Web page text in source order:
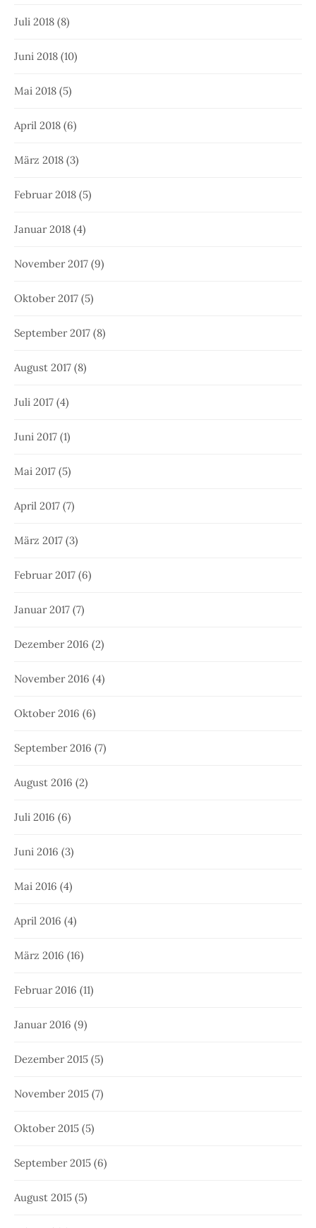
Juli 2018 (8)
Juni 2018 (10)
Mai 2018 (5)
April 2018 (6)
März 2018 (3)
Februar 2018 (5)
Januar 2018 (4)
November 2017 (9)
Oktober 2017 (5)
September 2017 (8)
August 2017 (8)
Juli 2017 (4)
Juni 2017 (1)
Mai 2017 (5)
April 2017 (7)
März 2017 (3)
Februar 2017 (6)
Januar 2017 (7)
Dezember 2016 (2)
November 2016 (4)
Oktober 2016 (6)
September 2016 (7)
August 2016 (2)
Juli 2016 (6)
Juni 2016 (3)
Mai 2016 (4)
April 2016 (4)
März 2016 (16)
Februar 2016 (11)
Januar 2016 (9)
Dezember 2015 (5)
November 2015 (7)
Oktober 2015 (5)
September 2015 (6)
August 2015 (5)